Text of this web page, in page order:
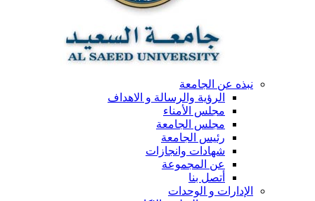
نبذه عن الجامعة
الرؤية والرسالة و الاهداف
مجلس الأمناء
مجلس الجامعة
رئيس الجامعة
شهادات وانجازات
عن المجموعة
أتصل بنا
الإدارات و الوحدات